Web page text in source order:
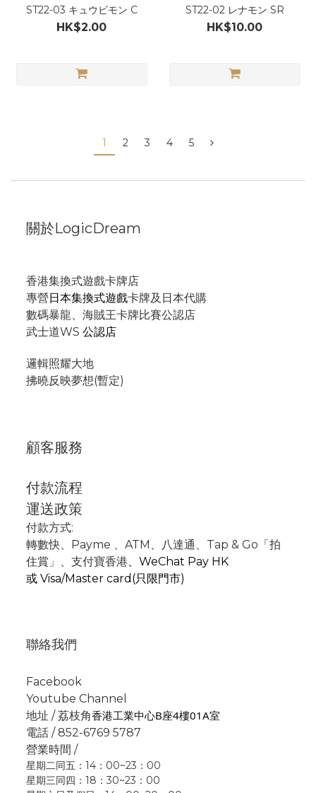
ST22-03 キュウビモン C
HK$2.00
ST22-02 レナモン SR
HK$10.00
1 2 3 4 5
關於LogicDream
香港集換式遊戲卡牌店
專營日本集換式遊戲卡牌及日本代購
數碼暴龍、海賊王卡牌比賽公認店
武士道WS 公認店
邏輯照耀大地
拂曉反映夢想(暫定)
顧客服務
付款流程
運送政策
付款方式:
轉數快、Payme 、 ATM 、
八達通、Tap & Go「拍
住賞」 、支付寶香港、 WeChat Pay HK
或 Visa/Master card(只限門市)
聯絡我們
Facebook
Youtube Channel
地址 / 荔枝角香港工業中心B座4樓01A室
電話 / 852-6769 5787
營業時間 /
星期二同五：14：00~23：00
星期三同四：18：30~23：00